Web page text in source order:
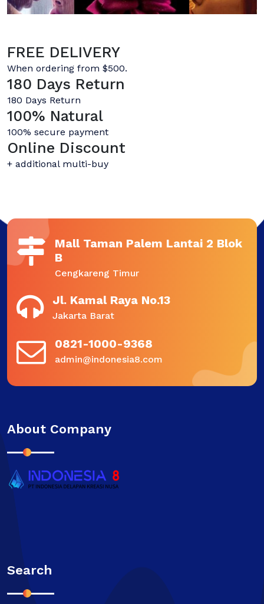
FREE DELIVERY
When ordering from $500.
180 Days Return
180 Days Return
100% Natural
100% secure payment
Online Discount
+ additional multi-buy
Mall Taman Palem Lantai 2 Blok
B
Cengkareng Timur
Jl. Kamal Raya No.13
Jakarta Barat
0821-1000-9368
admin@indonesia8.com
About Company
Search